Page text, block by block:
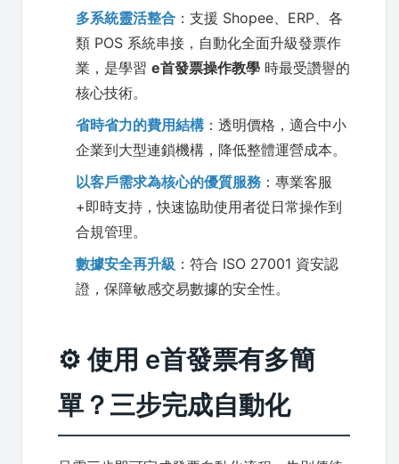
多系統靈活整合 ：支援 Shopee、ERP、各
類 POS 系統串接，自動化全面升級發票作
業，是學習 e首發票操作教學 時最受讚譽的
核心技術。
省時省力的費用結構 ：透明價格，適合中小
企業到大型連鎖機構，降低整體運營成本。
以客戶需求為核心的優質服務 ：專業客服
+即時支持，快速協助使用者從日常操作到
合規管理。
數據安全再升級 ：符合 ISO 27001 資安認
證，保障敏感交易數據的安全性。
⚙️ 使用 e首發票有多簡
單？三步完成自動化